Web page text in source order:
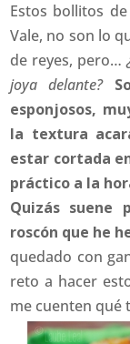
Estos bollitos
Vale, no son lo
de reyes, pero…
joya delante?
esponjosos,
la textura
estar cortada
práctico a la
Quizás suene
roscón que he
quedado con
reto a hacer
me cuenten qué